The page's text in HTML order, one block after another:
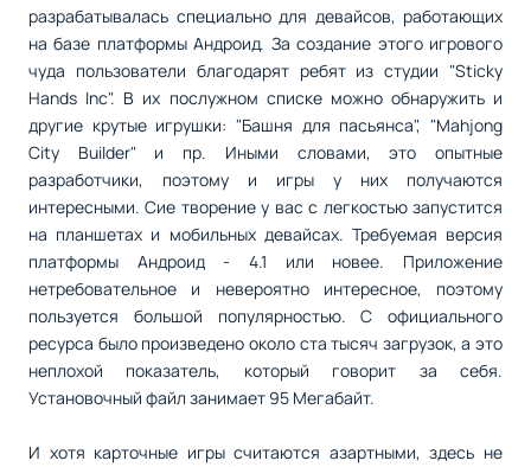
разрабатывалась специально для девайсов, работающих
на базе платформы Андроид. За создание этого игрового
чуда пользователи благодарят ребят из студии "Sticky
Hands Inc". В их послужном списке можно обнаружить и
другие крутые игрушки: "Башня для пасьянса", "Mahjong
City Builder" и пр. Иными словами, это опытные
разработчики, поэтому и игры у них получаются
интересными. Сие творение у вас с легкостью запустится
на планшетах и мобильных девайсах. Требуемая версия
платформы Андроид - 4.1 или новее. Приложение
нетребовательное и невероятно интересное, поэтому
пользуется большой популярностью. С официального
ресурса было произведено около ста тысяч загрузок, а это
неплохой показатель, который говорит за себя.
Установочный файл занимает 95 Мегабайт.
И хотя карточные игры считаются азартными, здесь не